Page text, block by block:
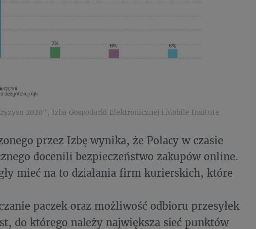
2020", Izba Gospodarki Elektronicznej i Mobile Insitute
przez Izbę wynika, że Polacy w czasie
docenili bezpieczeństwo zakupów online.
mieć na to działania firm kurierskich, które
paczek oraz możliwość odbioru przesyłek
do którego należy największa sieć punktów